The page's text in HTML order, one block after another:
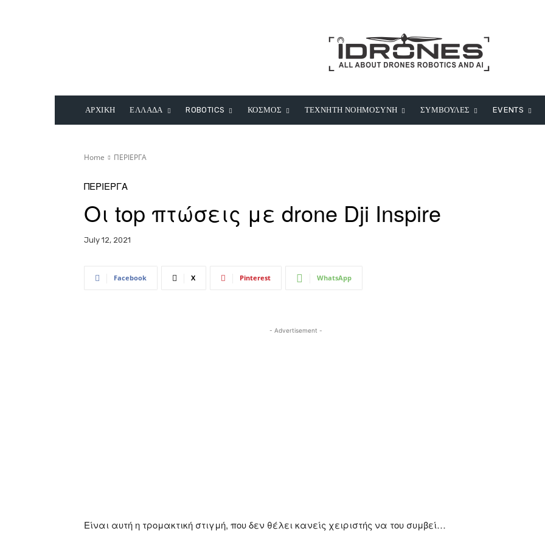
ΑΡΧΙΚΗ ΕΛΛΑΔΑ ROBOTICS ΚΟΣΜΟΣ ΤΕΧΝΗΤΗ ΝΟΗΜΟΣΥΝΗ ΣΥΜΒΟΥΛΕΣ EVENTS
Home ΠΕΡΙΕΡΓΑ
ΠΕΡΙΕΡΓΑ
Οι top πτώσεις με drone Dji Inspire
July 12, 2021
Facebook X Pinterest WhatsApp
- Advertisement -
Είναι αυτή η τρομακτική στιγμή, που δεν θέλει κανείς χειριστής να του συμβεί…